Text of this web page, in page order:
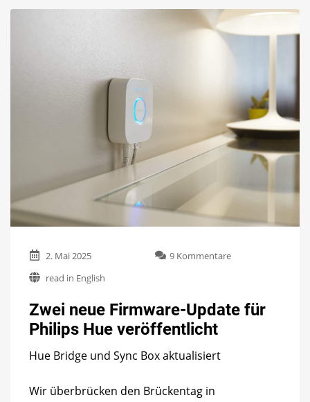
2. Mai 2025 9 Kommentarezu
Update
read in English
Zwei neue Firmware-Update für
Philips Hue veröffentlicht
Hue Bridge und Sync Box aktualisiert
Wir überbrücken den Brückentag in